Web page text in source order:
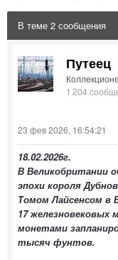
В теме 2 сообщения
Путеец
1 204
23 фев 2026, 16:54:21
18.02.2026г.
В Великобритании
эпохи короля
Томом Лайсенсом в
17
монетами
тысяч фунтов.